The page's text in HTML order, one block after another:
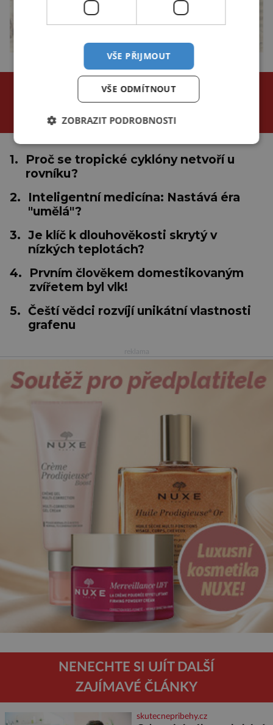
NEJČTENĚJŠÍ ČLÁNKY
za poslední
24 hodin 3 dny týden
1.
Proč se tropické cyklóny netvoří u
rovníku?
2.
Inteligentní medicína: Nastává éra
"umělá"?
3. Je klíč k dlouhověkosti skrytý v
nízkých teplotách?
4.
Prvním člověkem domestikovaným
zvířetem byl vlk!
5. Čeští vědci rozvíjí unikátní vlastnosti
grafenu
NENECHTE SI UJÍT DALŠÍ
ZAJÍMAVÉ ČLÁNKY
skutecnepribehy.cz
VŠE PŘIJMOUT
VŠE ODMÍTNOUT
ZOBRAZIT PODROBNOSTI